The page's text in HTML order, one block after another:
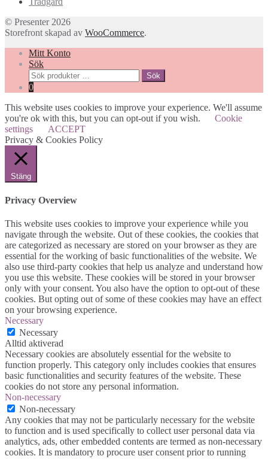
© Presenter 2026
Storefront skapad av WooCommerce.
Mitt Konto
Sök
Sök
efter:
Sök
0
This website uses cookies to improve your experience. We'll assume
you're ok with this, but you can opt-out if you wish.
Cookie
settings
ACCEPT
Privacy & Cookies Policy
Stäng
Privacy Overview
This website uses cookies to improve your experience while you
navigate through the website. Out of these cookies, the cookies that
are categorized as necessary are stored on your browser as they are
essential for the working of basic functionalities of the website. We
also use third-party cookies that help us analyze and understand how
you use this website. These cookies will be stored in your browser
only with your consent. You also have the option to opt-out of these
cookies. But opting out of some of these cookies may have an effect
on your browsing experience.
Necessary
Necessary
Alltid aktiverad
Necessary cookies are absolutely essential for the website to
function properly. This category only includes cookies that ensures
basic functionalities and security features of the website. These
cookies do not store any personal information.
Non-necessary
Non-necessary
Any cookies that may not be particularly necessary for the website
to function and is used specifically to collect user personal data via
analytics, ads, other embedded contents are termed as non-necessary
cookies. It is mandatory to procure user consent prior to running